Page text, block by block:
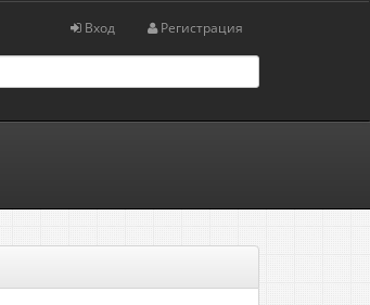
Вход Регистрация